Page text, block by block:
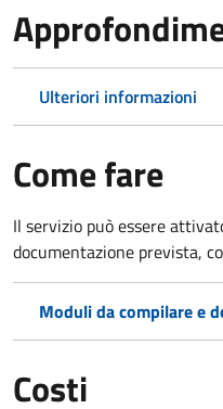
Ulteriori informazioni
Come fare
Il servizio può essere
documentazione prevista,
Moduli da compilare e
Costi